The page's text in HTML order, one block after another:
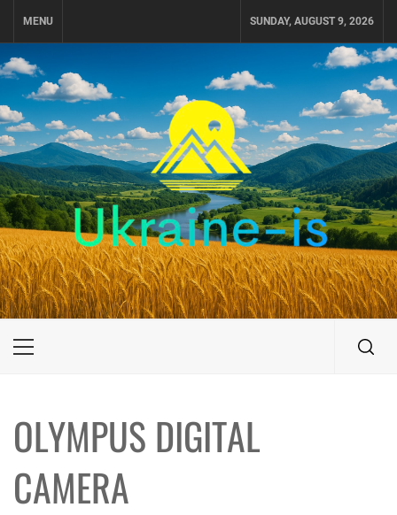
MENU SUNDAY, AUGUST 9, 2026
UKRAINE-IS
ПОДОРОЖI ПО УКРАЇНІ
Primary
OLYMPUS DIGITAL
CAMERA